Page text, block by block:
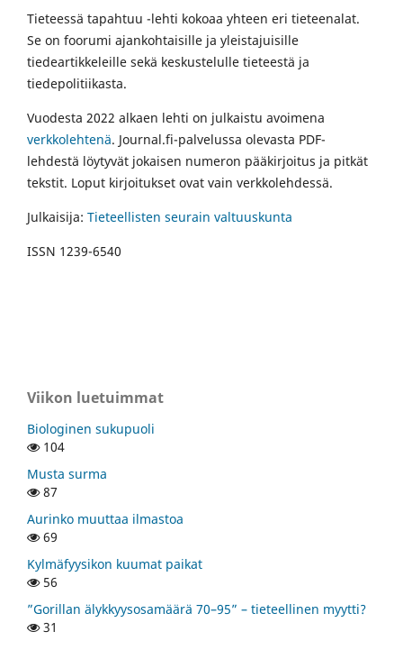
Tieteessä tapahtuu -lehti kokoaa yhteen eri tieteenalat.
Se on foorumi ajankohtaisille ja yleistajuisille
tiedeartikkeleille sekä keskustelulle tieteestä ja
tiedepolitiikasta.
Vuodesta 2022 alkaen lehti on julkaistu avoimena
verkkolehtenä. Journal.fi-palvelussa olevasta PDF-
lehdestä löytyvät jokaisen numeron pääkirjoitus ja pitkät
tekstit. Loput kirjoitukset ovat vain verkkolehdessä.
Julkaisija: Tieteellisten seurain valtuuskunta
ISSN 1239-6540
Viikon luetuimmat
Biologinen sukupuoli
104
Musta surma
87
Aurinko muuttaa ilmastoa
69
Kylmäfyysikon kuumat paikat
56
”Gorillan älykkyysosamäärä 70–95” – tieteellinen myytti?
31